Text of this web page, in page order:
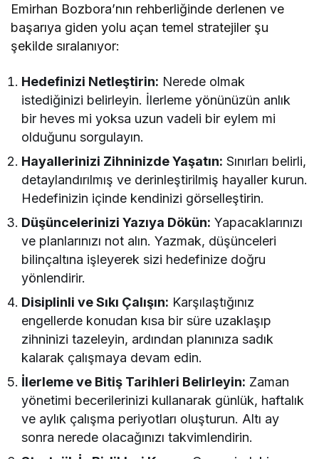
Emirhan Bozbora’nın rehberliğinde derlenen ve
başarıya giden yolu açan temel stratejiler şu
şekilde sıralanıyor:
Hedefinizi Netleştirin: Nerede olmak
istediğinizi belirleyin. İlerleme yönünüzün anlık
bir heves mi yoksa uzun vadeli bir eylem mi
olduğunu sorgulayın.
Hayallerinizi Zihninizde Yaşatın: Sınırları belirli,
detaylandırılmış ve derinleştirilmiş hayaller kurun.
Hedefinizin içinde kendinizi görselleştirin.
Düşüncelerinizi Yazıya Dökün: Yapacaklarınızı
ve planlarınızı not alın. Yazmak, düşünceleri
bilinçaltına işleyerek sizi hedefinize doğru
yönlendirir.
Disiplinli ve Sıkı Çalışın: Karşılaştığınız
engellerde konudan kısa bir süre uzaklaşıp
zihninizi tazeleyin, ardından planınıza sadık
kalarak çalışmaya devam edin.
İlerleme ve Bitiş Tarihleri Belirleyin: Zaman
yönetimi becerilerinizi kullanarak günlük, haftalık
ve aylık çalışma periyotları oluşturun. Altı ay
sonra nerede olacağınızı takvimlendirin.